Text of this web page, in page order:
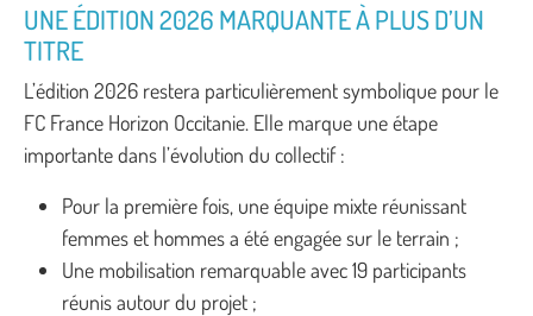
UNE ÉDITION 2026 MARQUANTE À PLUS D’UN
TITRE
L’édition 2026 restera particulièrement symbolique pour le
FC France Horizon Occitanie. Elle marque une étape
importante dans l’évolution du collectif :
Pour la première fois, une équipe mixte réunissant
femmes et hommes a été engagée sur le terrain ;
Une mobilisation remarquable avec 19 participants
réunis autour du projet ;